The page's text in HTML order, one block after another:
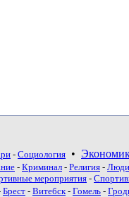
- Социология •
- Криминал - Религия - Люди
мероприятия -
Брест - Витебск- Гомель -